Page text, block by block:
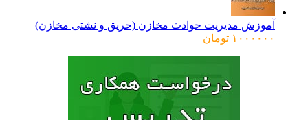
آموزش مدیریت حوادث مخازن (حریق و نشتی مخازن)
۱۰۰۰۰۰۰ تومان